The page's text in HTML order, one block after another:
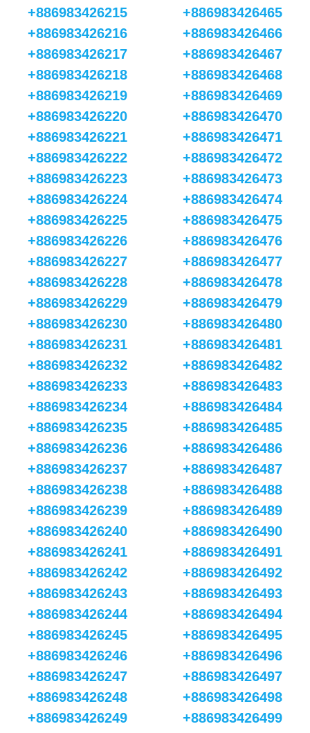
+886983426215
+886983426216
+886983426217
+886983426218
+886983426219
+886983426220
+886983426221
+886983426222
+886983426223
+886983426224
+886983426225
+886983426226
+886983426227
+886983426228
+886983426229
+886983426230
+886983426231
+886983426232
+886983426233
+886983426234
+886983426235
+886983426236
+886983426237
+886983426238
+886983426239
+886983426240
+886983426241
+886983426242
+886983426243
+886983426244
+886983426245
+886983426246
+886983426247
+886983426248
+886983426249
+886983426465
+886983426466
+886983426467
+886983426468
+886983426469
+886983426470
+886983426471
+886983426472
+886983426473
+886983426474
+886983426475
+886983426476
+886983426477
+886983426478
+886983426479
+886983426480
+886983426481
+886983426482
+886983426483
+886983426484
+886983426485
+886983426486
+886983426487
+886983426488
+886983426489
+886983426490
+886983426491
+886983426492
+886983426493
+886983426494
+886983426495
+886983426496
+886983426497
+886983426498
+886983426499